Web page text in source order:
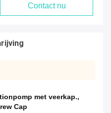
Contact nu
met veerkap.,
Cap